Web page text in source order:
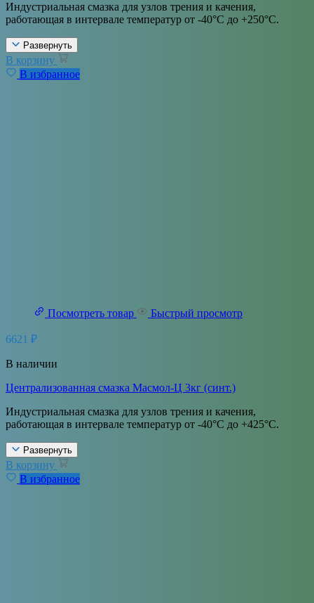
Индустриальная смазка для узлов трения и качения,
работающая в интервале температур от -40°С до +250°С.
Развернуть
В корзину
В избранное
Посмотреть товар Быстрый просмотр
6621 ₽
В наличии
Централизованная смазка Масмол-Ц 3кг (синт.)
Индустриальная смазка для узлов трения и качения,
работающая в интервале температур от -40°С до +425°С.
Развернуть
В корзину
В избранное